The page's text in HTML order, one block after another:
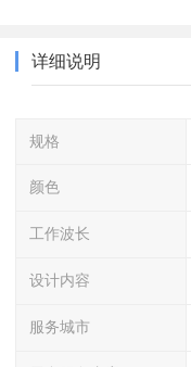
详细说明
规格
颜色
工作波长
设计内容
服务城市